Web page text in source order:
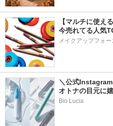
【マルチに使え
今売れてる人気
メイクアップフォー
＼公式
オトナの目元に
Bio Lucia